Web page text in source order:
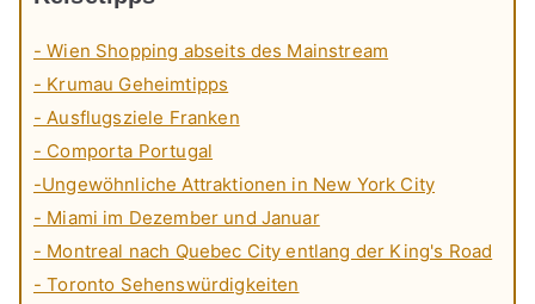
- Wien Shopping abseits des Mainstream
- Krumau Geheimtipps
- Ausflugsziele Franken
- Comporta Portugal
-Ungewöhnliche Attraktionen in New York City
- Miami im Dezember und Januar
- Montreal nach Quebec City entlang der King's Road
- Toronto Sehenswürdigkeiten